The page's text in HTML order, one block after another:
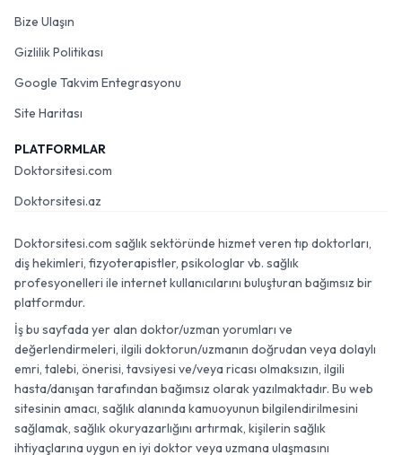
Bize Ulaşın
Gizlilik Politikası
Google Takvim Entegrasyonu
Site Haritası
PLATFORMLAR
Doktorsitesi.com
Doktorsitesi.az
Doktorsitesi.com sağlık sektöründe hizmet veren tıp doktorları,
diş hekimleri, fizyoterapistler, psikologlar vb. sağlık
profesyonelleri ile internet kullanıcılarını buluşturan bağımsız bir
platformdur.
İş bu sayfada yer alan doktor/uzman yorumları ve
değerlendirmeleri, ilgili doktorun/uzmanın doğrudan veya dolaylı
emri, talebi, önerisi, tavsiyesi ve/veya ricası olmaksızın, ilgili
hasta/danışan tarafından bağımsız olarak yazılmaktadır. Bu web
sitesinin amacı, sağlık alanında kamuoyunun bilgilendirilmesini
sağlamak, sağlık okuryazarlığını artırmak, kişilerin sağlık
ihtiyaçlarına uygun en iyi doktor veya uzmana ulaşmasını